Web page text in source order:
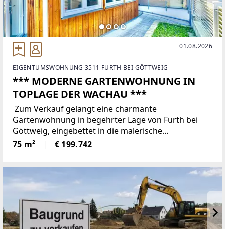
01.08.2026
EIGENTUMSWOHNUNG 3511 FURTH BEI GÖTTWEIG
*** MODERNE GARTENWOHNUNG IN
TOPLAGE DER WACHAU ***
Zum Verkauf gelangt eine charmante
Gartenwohnung in begehrter Lage von Furth bei
Göttweig, eingebettet in die malerische
Weinlandschaft der Wachau und nur wenige
Minuten von Krems an der Donau entfernt.Die
75 m² € 199.742